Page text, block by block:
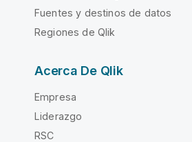
Fuentes y destinos de datos
Regiones de Qlik
Acerca De Qlik
Empresa
Liderazgo
RSC